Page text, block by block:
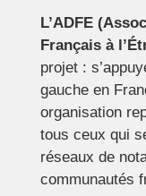
L’ADFE
Français à
projet :
gauche en
organisation
tous ceux qui
réseaux de
communautés